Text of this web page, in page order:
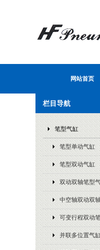
网站首页
栏目导航
笔型气缸
笔型单动气缸
笔型双动气缸
双动双轴笔型
中空轴双动双
可变行程双动
并联多位置气